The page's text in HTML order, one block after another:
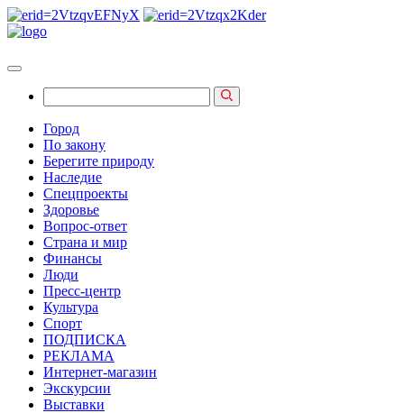
Город
По закону
Берегите природу
Наследие
Спецпроекты
Здоровье
Вопрос-ответ
Страна и мир
Финансы
Люди
Пресс-центр
Культура
Спорт
ПОДПИСКА
РЕКЛАМА
Интернет-магазин
Экскурсии
Выставки